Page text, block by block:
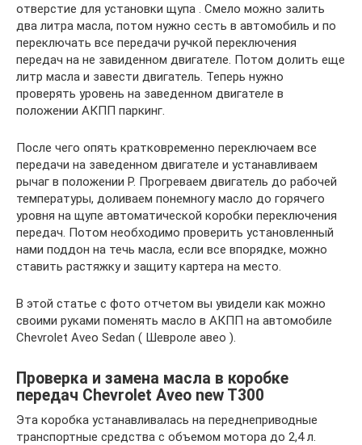
отверстие для установки щупа . Смело можно залить
два литра масла, потом нужно сесть в автомобиль и по
переключать все передачи ручкой переключения
передач на не завиденном двигателе. Потом долить еще
литр масла и завести двигатель. Теперь нужно
проверять уровень на заведенном двигателе в
положении АКПП паркинг.
После чего опять кратковременно переключаем все
передачи на заведенном двигателе и устанавливаем
рычаг в положении P. Прогреваем двигатель до рабочей
температуры, доливаем понемногу масло до горячего
уровня на щупе автоматической коробки переключения
передач. Потом необходимо проверить установленный
нами поддон на течь масла, если все впорядке, можно
ставить растяжку и защиту картера на место.
В этой статье с фото отчетом вы увидели как можно
своими руками поменять масло в АКПП на автомобиле
Chevrolet Aveo Sedan ( Шевроле авео ).
Проверка и замена масла в коробке
передач Chevrolet Aveo new T300
Эта коробка устанавливалась на переднеприводные
транспортные средства с объемом мотора до 2,4 л.